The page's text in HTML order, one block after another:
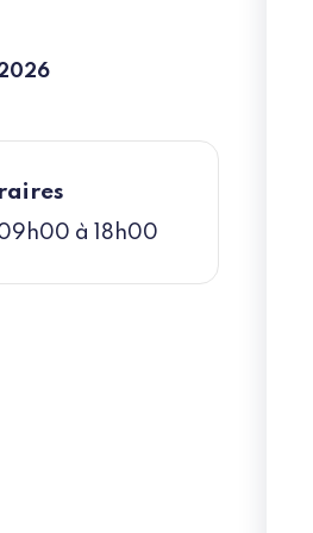
à 18h00